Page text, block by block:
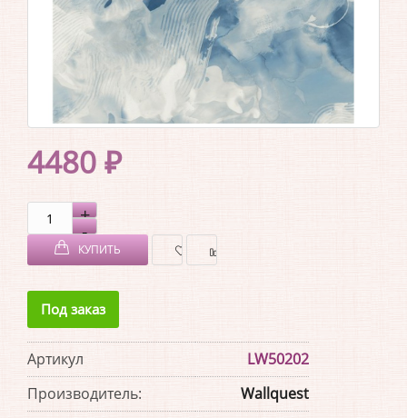
4480 ₽
КУПИТЬ
Под заказ
Артикул
LW50202
Производитель:
Wallquest